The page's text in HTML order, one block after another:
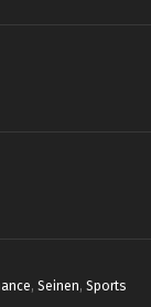
, Seinen, Sports